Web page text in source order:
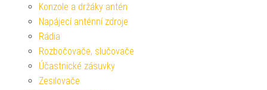
Konzole a držáky antén
Napájecí anténní zdroje
Rádia
Rozbočovače, slučovače
Účastnické zásuvky
Zesilovače